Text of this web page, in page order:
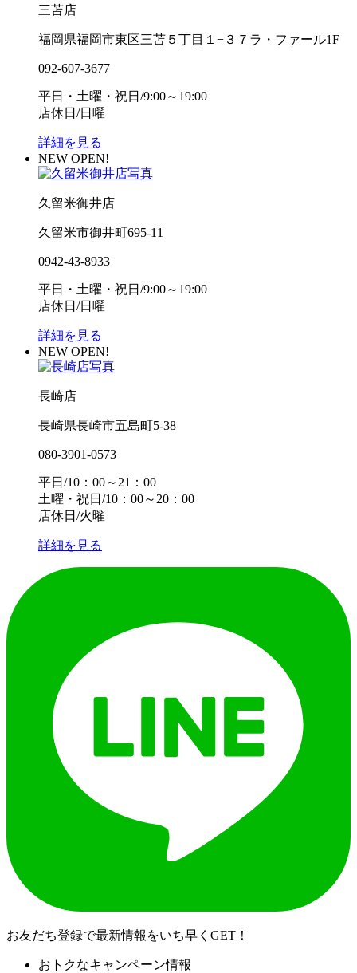
三苫店
福岡県福岡市東区三苫５丁目１−３７ラ・ファール1F
092-607-3677
平日・土曜・祝日/9:00～19:00
店休日/日曜
詳細を見る
NEW OPEN!
久留米御井店
久留米市御井町695-11
0942-43-8933
平日・土曜・祝日/9:00～19:00
店休日/日曜
詳細を見る
NEW OPEN!
長崎店
長崎県長崎市五島町5-38
080-3901-0573
平日/10：00～21：00
土曜・祝日/10：00～20：00
店休日/火曜
詳細を見る
お友だち登録で最新情報をいち早くGET！
おトクなキャンペーン情報